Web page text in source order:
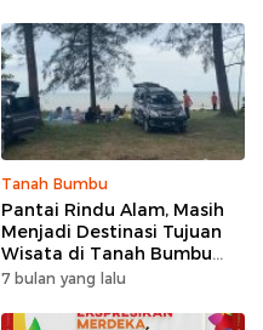
Tanah Bumbu
Pantai Rindu Alam, Masih
Menjadi Destinasi Tujuan
Wisata di Tanah Bumbu
dengan Rindangnya Pohon
7 bulan yang lalu